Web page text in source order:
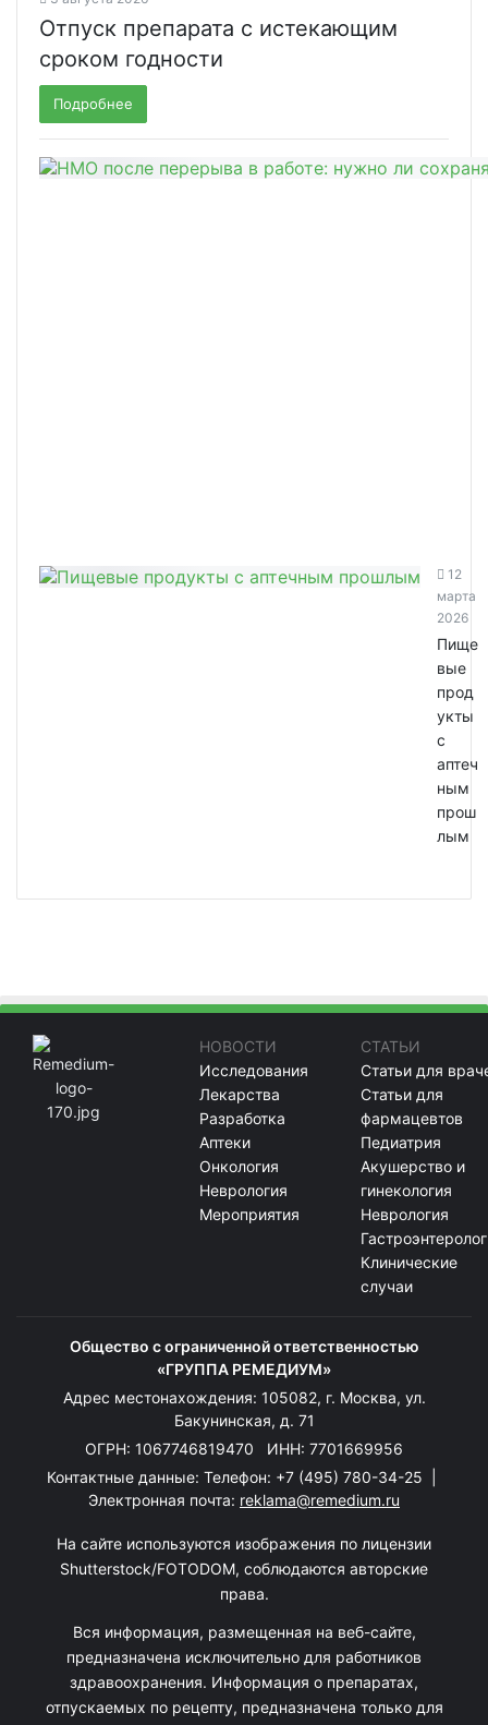
Отпуск препарата с истекающим
сроком годности
Подробнее
12
марта
2026
Пище
вые
прод
укты
с
аптеч
ным
прош
лым
НОВОСТИ
Исследования
Лекарства
Разработка
Аптеки
Онкология
Неврология
Мероприятия
СТАТЬИ
Статьи для
Статьи для
фармацевтов
Педиатрия
Акушерство и
гинекология
Неврология
Клинические
случаи
Общество с ограниченной ответственностью
«ГРУППА РЕМЕДИУМ»
Адрес местонахождения: 105082, г. Москва, ул.
Бакунинская, д. 71
ОГРН: 1067746819470 ИНН: 7701669956
Контактные данные: Телефон: +7 (495) 780-34-25
Электронная почта: reklama@remedium.ru
На сайте используются изображения по лицензии
Shutterstock/FOTODOM, соблюдаются авторские
права.
Вся информация, размещенная на веб-сайте,
предназначена исключительно для работников
здравоохранения. Информация о препаратах,
отпускаемых по рецепту, предназначена только для